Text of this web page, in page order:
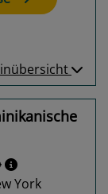
York